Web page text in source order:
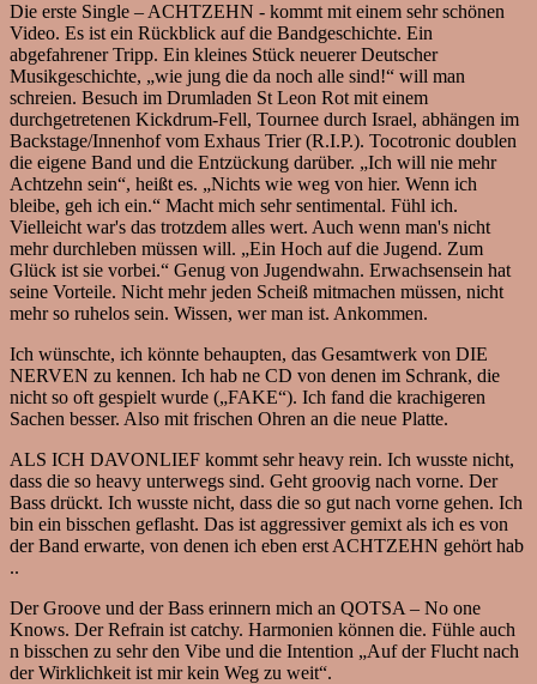
Die erste Single – ACHTZEHN - kommt mit einem sehr schönen
Video. Es ist ein Rückblick auf die Bandgeschichte. Ein
abgefahrener Tripp. Ein kleines Stück neuerer Deutscher
Musikgeschichte, „wie jung die da noch alle sind!“ will man
schreien. Besuch im Drumladen St Leon Rot mit einem
durchgetretenen Kickdrum-Fell, Tournee durch Israel, abhängen im
Backstage/Innenhof vom Exhaus Trier (R.I.P.). Tocotronic doublen
die eigene Band und die Entzückung darüber. „Ich will nie mehr
Achtzehn sein“, heißt es. „Nichts wie weg von hier. Wenn ich
bleibe, geh ich ein.“ Macht mich sehr sentimental. Fühl ich.
Vielleicht war's das trotzdem alles wert. Auch wenn man's nicht
mehr durchleben müssen will. „Ein Hoch auf die Jugend. Zum
Glück ist sie vorbei.“ Genug von Jugendwahn. Erwachsensein hat
seine Vorteile. Nicht mehr jeden Scheiß mitmachen müssen, nicht
mehr so ruhelos sein. Wissen, wer man ist. Ankommen.
Ich wünschte, ich könnte behaupten, das Gesamtwerk von DIE
NERVEN zu kennen. Ich hab ne CD von denen im Schrank, die
nicht so oft gespielt wurde („FAKE“). Ich fand die krachigeren
Sachen besser. Also mit frischen Ohren an die neue Platte.
ALS ICH DAVONLIEF kommt sehr heavy rein. Ich wusste nicht,
dass die so heavy unterwegs sind. Geht groovig nach vorne. Der
Bass drückt. Ich wusste nicht, dass die so gut nach vorne gehen. Ich
bin ein bisschen geflasht. Das ist aggressiver gemixt als ich es von
der Band erwarte, von denen ich eben erst ACHTZEHN gehört hab
..
Der Groove und der Bass erinnern mich an QOTSA – No one
Knows. Der Refrain ist catchy. Harmonien können die. Fühle auch
n bisschen zu sehr den Vibe und die Intention „Auf der Flucht nach
der Wirklichkeit ist mir kein Weg zu weit“.